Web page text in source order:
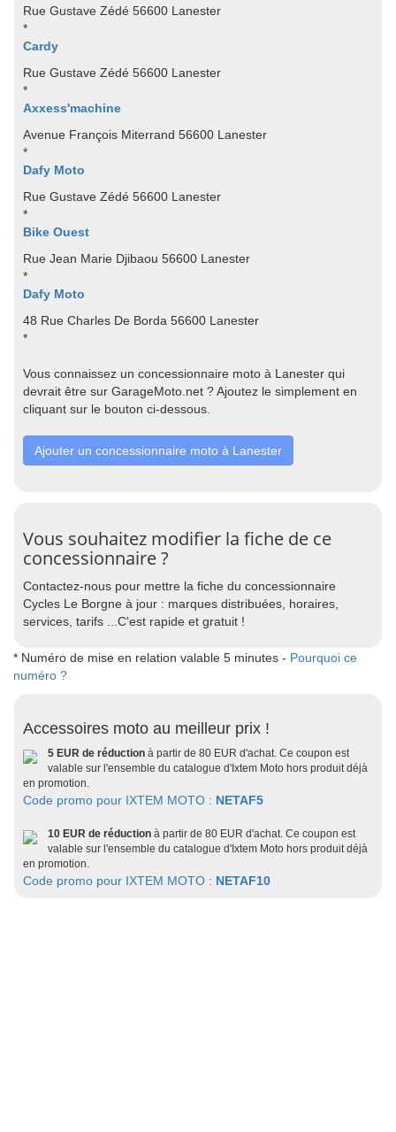
Rue Gustave Zédé 56600 Lanester
*
Cardy
Rue Gustave Zédé 56600 Lanester
*
Axxess'machine
Avenue François Miterrand 56600 Lanester
*
Dafy Moto
Rue Gustave Zédé 56600 Lanester
*
Bike Ouest
Rue Jean Marie Djibaou 56600 Lanester
*
Dafy Moto
48 Rue Charles De Borda 56600 Lanester
*
Vous connaissez un concessionnaire moto à Lanester qui
devrait être sur GarageMoto.net ? Ajoutez le simplement en
cliquant sur le bouton ci-dessous.
Ajouter un concessionnaire moto à Lanester
Vous souhaitez modifier la fiche de ce
concessionnaire ?
Contactez-nous pour mettre la fiche du concessionnaire
Cycles Le Borgne à jour : marques distribuées, horaires,
services, tarifs ...C'est rapide et gratuit !
* Numéro de mise en relation valable 5 minutes - Pourquoi ce
numéro ?
Accessoires moto au meilleur prix !
5 EUR de réduction à partir de 80 EUR d'achat. Ce coupon est
valable sur l'ensemble du catalogue d'Ixtem Moto hors produit déjà
en promotion.
Code promo pour IXTEM MOTO : NETAF5
10 EUR de réduction à partir de 80 EUR d'achat. Ce coupon est
valable sur l'ensemble du catalogue d'Ixtem Moto hors produit déjà
en promotion.
Code promo pour IXTEM MOTO : NETAF10